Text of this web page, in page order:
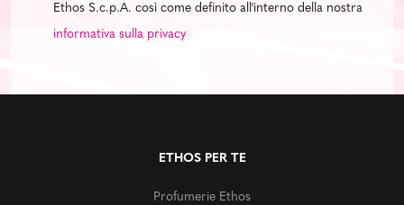
Ethos S.c.p.A. così come definito all'interno della nostra
informativa sulla privacy
ETHOS PER TE
Profumerie Ethos